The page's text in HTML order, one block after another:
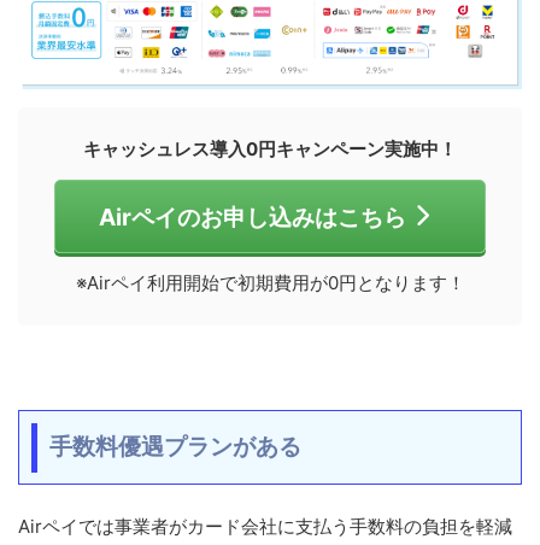
キャッシュレス導入0円キャンペーン実施中！
Airペイのお申し込みはこちら
※Airペイ利用開始で初期費用が0円となります！
手数料優遇プランがある
Airペイでは事業者がカード会社に支払う手数料の負担を軽減